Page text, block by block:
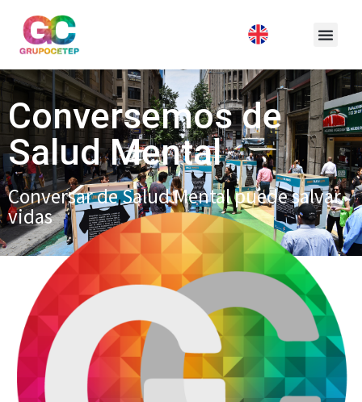
Conversemos de
Salud Mental
Conversar de Salud Mental puede salvar
vidas